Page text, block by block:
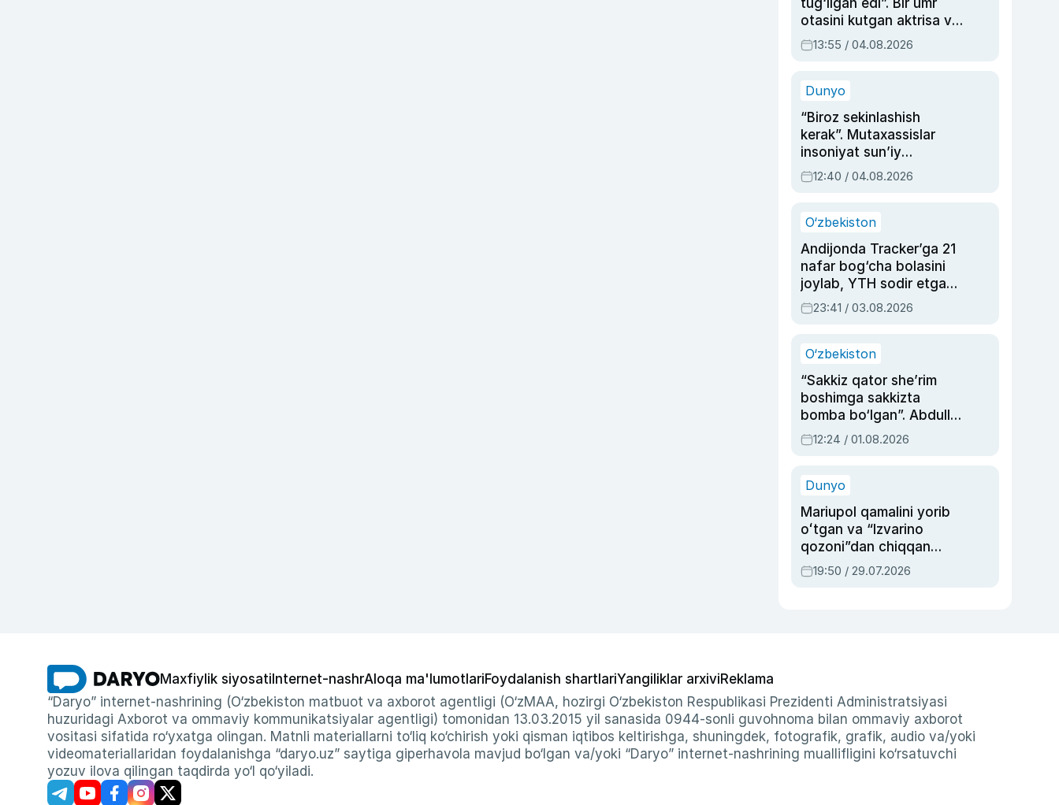
tug‘ilgan edi”. Bir umr
otasini kutgan aktrisa va
dublyaj ustasi Rimma
Ahmedovaning
13:55 / 04.08.2026
Dunyo
“Biroz sekinlashish
kerak”. Mutaxassislar
insoniyat sun’iy
intellektni boshqara
olmay qolishidan xavotir
12:40 / 04.08.2026
O‘zbekiston
Andijonda Tracker’ga 21
nafar bog‘cha bolasini
joylab, YTH sodir etgan
ayolga sud hukmi o‘qildi
23:41 / 03.08.2026
O‘zbekiston
“Sakkiz qator she’rim
boshimga sakkizta
bomba bo‘lgan”. Abdulla
Oripovni siyosiy
ayblovlardan asrab
12:24 / 01.08.2026
Dunyo
Mariupol qamalini yorib
oʻtgan va “Izvarino
qozoni”dan chiqqan
qahramon — Ukraina
armiyasi bosh
19:50 / 29.07.2026
Maxfiylik siyosati Internet-nashrAloqa ma'lumotlariFoydalanish shartlariYangiliklar arxiviReklama
“Daryo” internet-nashrining (O‘zbekiston matbuot va axborot agentligi (O‘zMAA, hozirgi O‘zbekiston Respublikasi Prezidenti Administratsiyasi
huzuridagi Axborot va ommaviy kommunikatsiyalar agentligi) tomonidan 13.03.2015 yil sanasida 0944-sonli guvohnoma bilan ommaviy axborot
vositasi sifatida ro‘yxatga olingan. Matnli materiallarni to‘liq ko‘chirish yoki qisman iqtibos keltirishga, shuningdek, fotografik, grafik, audio va/yoki
videomateriallaridan foydalanishga “daryo.uz” saytiga giperhavola mavjud bo‘lgan va/yoki “Daryo” internet-nashrining muallifligini ko‘rsatuvchi
yozuv ilova qilingan taqdirda yo‘l qo‘yiladi.